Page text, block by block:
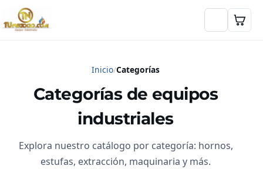
Inicio Categorías
Categorías de equipos
industriales
Explora nuestro catálogo por categoría: hornos,
estufas, extracción, maquinaria y más.